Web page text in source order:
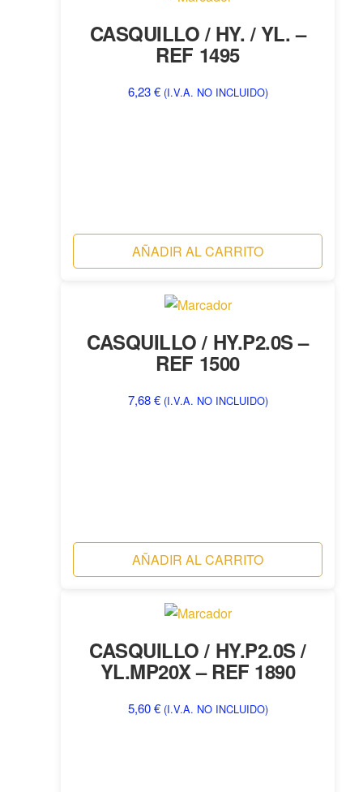
CASQUILLO / HY. / YL. –
REF 1495
6,23€ (I.V.A. NO INCLUIDO)
AÑADIR AL CARRITO
CASQUILLO / HY.P2.0S –
REF 1500
7,68€ (I.V.A. NO INCLUIDO)
AÑADIR AL CARRITO
CASQUILLO / HY.P2.0S /
YL.MP20X – REF 1890
5,60€ (I.V.A. NO INCLUIDO)